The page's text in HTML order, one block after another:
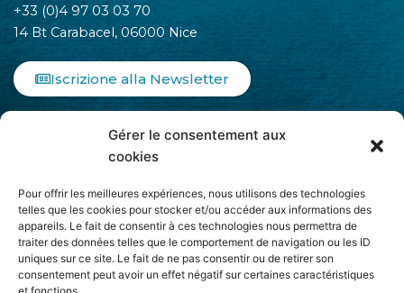
Gérer le consentement aux
cookies
Pour offrir les meilleures expériences, nous utilisons des technologies
telles que les cookies pour stocker et/ou accéder aux informations des
appareils. Le fait de consentir à ces technologies nous permettra de
traiter des données telles que le comportement de navigation ou les ID
uniques sur ce site. Le fait de ne pas consentir ou de retirer son
consentement peut avoir un effet négatif sur certaines caractéristiques
+33 (0)4 97 03 03 70
14 Bt Carabacel, 06000 Nice
Iscrizione alla Newsletter
b
o
o
k
-
f
a
g
r
a
m
i
n
e
d
i
n
-
i
Aderisce ad